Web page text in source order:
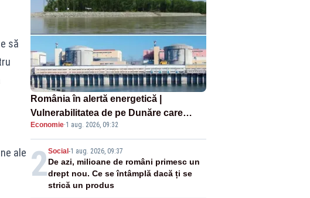
să
ale
România în alertă energetică |
Vulnerabilitatea de pe Dunăre care
pune în pericol Centrala Cernavodă era
cunoscută de pe vremea lui Ceaușescu
Economie·1 aug. 2026, 09:32
2Social-1 aug. 2026, 09:37
De azi, milioane de români primesc un
drept nou. Ce se întâmplă dacă ți se
strică un produs